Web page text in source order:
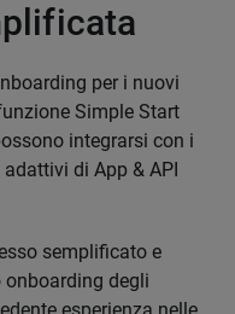
per i nuovi
Simple Start
integrarsi con i
di App & API
semplificato e
degli